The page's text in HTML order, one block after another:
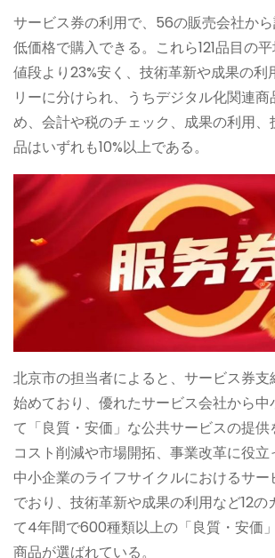
サービス券の利用で、56の販売会社から
低価格で購入できる。これら121品目の
値段より23%安く、技術革新や成果の利
リーに分けられ、うちデジタル化関連
め、会計や税のチェック、成果の利用
品はいずれも10%以上である。
北京市の担当者によると、サービス券
始めており、優れたサービス会社から中
て「良質・安価」な公共サービスの提供
コスト削減や市場開拓、事業改革に役立
中小企業のライフサイクルにおけるサ
でおり、技術革新や成果の利用など12の
て4年間で600種類以上の「良質・安価
商品が選ばれている。